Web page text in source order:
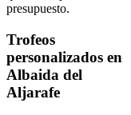
presupuesto.
Trofeos
personalizados en
Albaida del
Aljarafe